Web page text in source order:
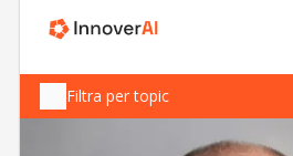
Filtra per topic